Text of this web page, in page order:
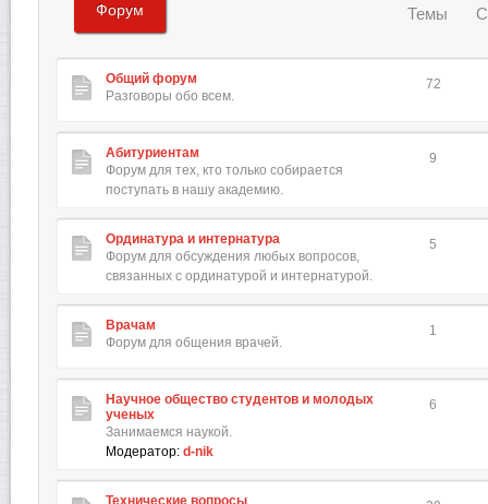
Форум Темы
Общий форум
Разговоры обо всем.
72
Абитуриентам
Форум для тех, кто только собирается
поступать в нашу академию.
9
Ординатура и интернатура
Форум для обсуждения любых вопросов,
связанных с ординатурой и интернатурой.
5
Врачам
Форум для общения врачей.
1
Научное общество студентов и молодых
ученых
Занимаемся наукой.
Модератор: d-nik
6
Технические вопросы